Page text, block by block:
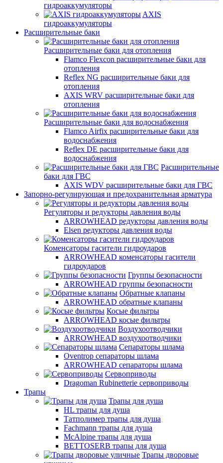
гидроаккумуляторы
AXIS
гидроаккумуляторы
Расширительные баки
Расширительные баки для отопления
Flamco Flexcon расширительные баки для
отопления
Reflex NG расширительные баки для
отопления
AXIS WRV расширительные баки для
отопления
Расширительные баки для водоснабжения
Flamco Airfix расширительные баки для
водоснабжения
Reflex DЕ расширительные баки для
водоснабжения
Расширительные
баки для ГВС
AXIS WDV расширительные баки для ГВС
Запорно-регулирующая и предохранительная арматура
Регуляторы и редукторы давления воды
ARROWHEAD редукторы давления воды
Elsen редукторы давления воды
Коменсаторы гасители гидроударов
ARROWHEAD коменсаторы гасители
гидроударов
Группы безопасности
ARROWHEAD группы безопасности
Обратные клапаны
ARROWHEAD обратные клапаны
Косые фильтры
ARROWHEAD косые фильтры
Воздухоотводчики
ARROWHEAD воздухоотводчики
Сепараторы шлама
Oventrop cепараторы шлама
ARROWHEAD сепараторы шлама
Сервоприводы
Dragoman Rubinetterie сервоприводы
Трапы
Трапы для душа
HL трапы для душа
Татполимер трапы для душа
Fachmann трапы для душа
McAlpine трапы для душа
BETTOSERB трапы для душа
Трапы дворовые